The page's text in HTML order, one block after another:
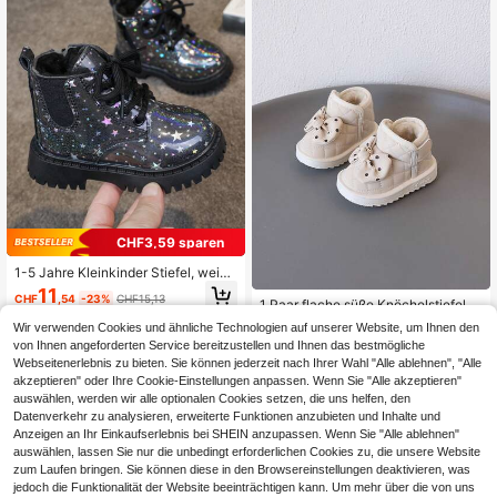
CHF3,59 sparen
1-5 Jahre Kleinkinder Stiefel, weich
e Sohle rutschfest Kunstleder Winte
r Neuankömmling
CHF11 ,54 -23% CHF15,13
1 Paar flache süße Knöchelstiefel m
it Schleifendekor für Säuglinge und
Kleinkinder, geeignet für tägliche A
usflüge und andere Anlässe [Auswa
hl basierend auf tatsächlicher Innen
länge]
CHF9,21 -24% CHF12,14
Wir verwenden Cookies und ähnliche Technologien auf unserer Website, um Ihnen den
von Ihnen angeforderten Service bereitzustellen und Ihnen das bestmögliche
Webseitenerlebnis zu bieten. Sie können jederzeit nach Ihrer Wahl "Alle ablehnen", "Alle
akzeptieren" oder Ihre Cookie-Einstellungen anpassen. Wenn Sie "Alle akzeptieren"
auswählen, werden wir alle optionalen Cookies setzen, die uns helfen, den
Datenverkehr zu analysieren, erweiterte Funktionen anzubieten und Inhalte und
Anzeigen an Ihr Einkaufserlebnis bei SHEIN anzupassen. Wenn Sie "Alle ablehnen"
auswählen, lassen Sie nur die unbedingt erforderlichen Cookies zu, die unsere Website
zum Laufen bringen. Sie können diese in den Browsereinstellungen deaktivieren, was
jedoch die Funktionalität der Website beeinträchtigen kann. Um mehr über die von uns